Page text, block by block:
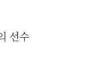
선수